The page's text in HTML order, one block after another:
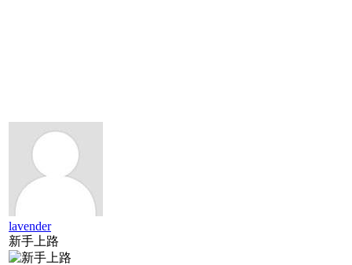
lavender
新手上路